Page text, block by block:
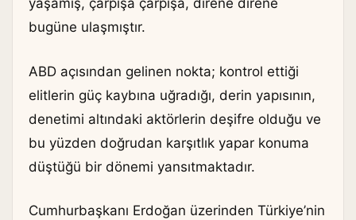
yaşamış, çarpışa çarpışa, direne direne
bugüne ulaşmıştır.
ABD açısından gelinen nokta; kontrol ettiği
elitlerin güç kaybına uğradığı, derin yapısının,
denetimi altındaki aktörlerin deşifre olduğu ve
bu yüzden doğrudan karşıtlık yapar konuma
düştüğü bir dönemi yansıtmaktadır.
Cumhurbaşkanı Erdoğan üzerinden Türkiye’nin